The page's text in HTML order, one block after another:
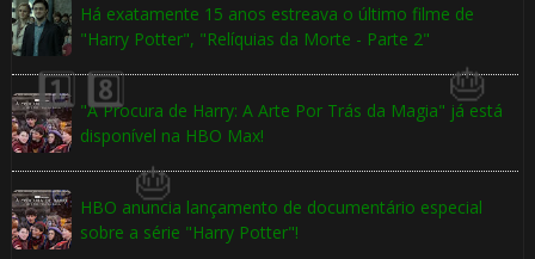
Há exatamente 15 anos estreava o último filme de
"Harry Potter", "Relíquias da Morte - Parte 2"
"À Procura de Harry: A Arte Por Trás da Magia" já está
disponível na HBO Max!
HBO anuncia lançamento de documentário especial
sobre a série "Harry Potter"!
1️⃣ 8️⃣
⚡
🎈
🎂